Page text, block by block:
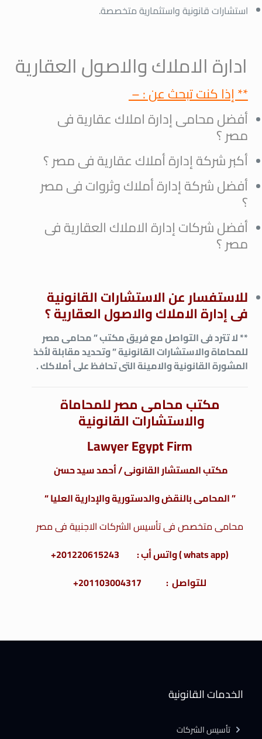
استشارات قانونية واستثمارية متخصصة.
ادارة الاملاك والاصول العقارية
** إذا كنت تبحث عن : –
أفضل محامى إدارة املاك عقارية فى
مصر ؟
أكبر شركة إدارة أملاك عقارية فى مصر ؟
أفضل شركة إدارة أملاك وثروات فى مصر
؟
أفضل شركات إدارة الاملاك العقارية فى
مصر ؟
للاستفسار عن الاستشارات القانونية
فى إدارة الاملاك والاصول العقارية ؟
** لا تترد فى التواصل مع فريق مكتب ” محامى مصر
للمحاماة والاستشارات القانونية ” وتحديد مقابلة لأخذ
المشورة القانونية والامينة التى تحافظ على أملاكك .
مكتب محامى مصر للمحاماة
والاستشارات القانونية
Lawyer Egypt Firm
مكتب المستشار القانونى / أحمد سيد حسن
” المحامى بالنقض والدستورية والإدارية العليا “
محامى متخصص فى تأسيس الشركات الاجنبية فى مصر
(whats app ) واتس أب : 201220615243+
للتواصل : 201103004317+
الخدمات القانونية
تأسيس الشركات